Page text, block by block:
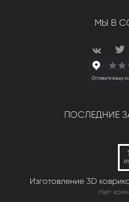
МЫ В
ПОСЛЕДНИЕ
Изготовление 3D
Нет